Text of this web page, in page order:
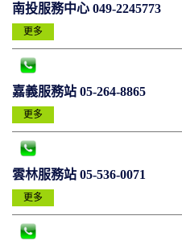
南投服務中心 049-2245773
更多
嘉義服務站 05-264-8865
更多
雲林服務站 05-536-0071
更多